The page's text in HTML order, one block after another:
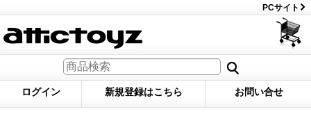
PCサイト
ログイン 新規登録はこちら お問い合せ